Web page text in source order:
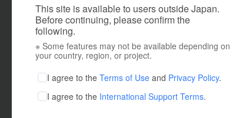
人気のプロジェクト 注
アート・写真
テクノロジー・ガジェット
映像・映画
This site is available to users outside Japan.
Before continuing, please confirm the
following.
※ Some features may not be available depending on
your country, region, or project.
I agree to the Terms of Use and Privacy Policy.
I agree to the International Support Terms.
これま
出身国：日本
2022年3
うな様々